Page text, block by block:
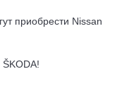
приобрести Nissan